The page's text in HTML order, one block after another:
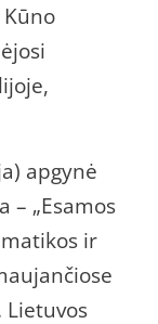
apgynė
– „Esamos
ir
Lietuvos